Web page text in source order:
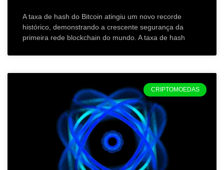
A taxa de hash do Bitcoin atingiu um novo recorde
histórico, demonstrando a crescente segurança da
primeira rede blockchain do mundo. A taxa de hash
CRIPTOMOEDAS